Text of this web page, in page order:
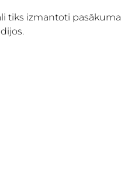
tiks izmantoti pasākuma